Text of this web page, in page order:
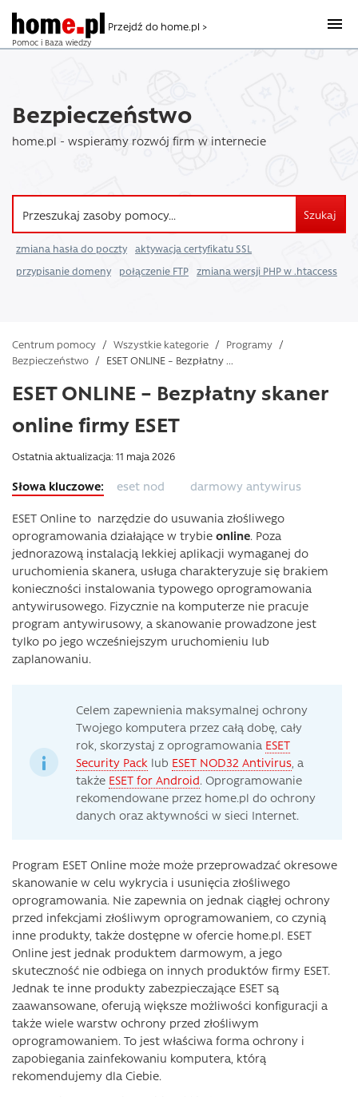
Pomoc i Baza wiedzy
Przejdź do home.pl >
Bezpieczeństwo
home.pl - wspieramy rozwój firm w internecie
Szukaj
zmiana hasła do poczty
aktywacja certyfikatu SSL
przypisanie domeny
połączenie FTP zmiana wersji PHP w .htaccess
Centrum pomocy / Wszystkie kategorie / Programy /
Bezpieczeństwo / ESET ONLINE – Bezpłatny ...
ESET ONLINE – Bezpłatny skaner
online firmy ESET
Ostatnia aktualizacja: 11 maja 2026
eset nod
darmowy antywirus
ESET Online to narzędzie do usuwania złośliwego
oprogramowania działające w trybie online. Poza
jednorazową instalacją lekkiej aplikacji wymaganej do
uruchomienia skanera, usługa charakteryzuje się brakiem
konieczności instalowania typowego oprogramowania
antywirusowego. Fizycznie na komputerze nie pracuje
program antywirusowy, a skanowanie prowadzone jest
tylko po jego wcześniejszym uruchomieniu lub
zaplanowaniu.
Celem zapewnienia maksymalnej ochrony
Twojego komputera przez całą dobę, cały
rok, skorzystaj z oprogramowania ESET
Security Pack lub ESET NOD32 Antivirus, a
także ESET for Android. Oprogramowanie
rekomendowane przez home.pl do ochrony
danych oraz aktywności w sieci Internet.
Program ESET Online może może przeprowadzać okresowe
skanowanie w celu wykrycia i usunięcia złośliwego
oprogramowania. Nie zapewnia on jednak ciągłej ochrony
przed infekcjami złośliwym oprogramowaniem, co czynią
inne produkty, także dostępne w ofercie home.pl. ESET
Online jest jednak produktem darmowym, a jego
skuteczność nie odbiega on innych produktów firmy ESET.
Jednak te inne produkty zabezpieczające ESET są
zaawansowane, oferują większe możliwości konfiguracji a
także wiele warstw ochrony przed złośliwym
oprogramowaniem. To jest właściwa forma ochrony i
zapobiegania zainfekowaniu komputera, którą
rekomendujemy dla Ciebie.